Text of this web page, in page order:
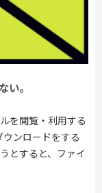
い。
を閲覧・利用する
ンロードをする
とすると、ファイ